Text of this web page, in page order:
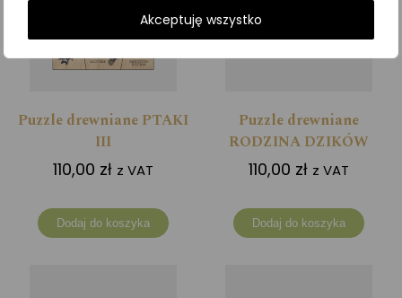
Akceptuję wszystko
Puzzle drewniane PTAKI
III
110,00 zł z VAT
Dodaj do koszyka
Puzzle drewniane
RODZINA DZIKÓW
110,00 zł z VAT
Dodaj do koszyka